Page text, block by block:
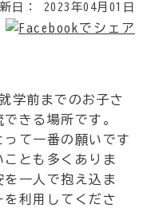
日： 2023年04月01日
学前までのお子さ
きる場所です。
て一番の願いです
とも多くありま
一人で抱え込ま
利用してくださ